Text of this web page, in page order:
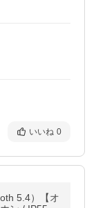
いいね 0
5.4）【オ